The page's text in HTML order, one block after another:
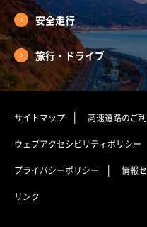
安全走行
旅行・ドライブ
サイトマップ 高速道路のご
ウェブアクセシビリティポリシー
プライバシーポリシー 情報
リンク